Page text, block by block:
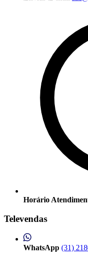
Horário
Televendas
WhatsApp (31)